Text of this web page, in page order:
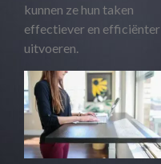
kunnen ze hun taken
effectiever en efficiënter
uitvoeren.